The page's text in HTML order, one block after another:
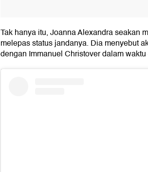
Tak hanya itu, Joanna Alexandra seakan
melepas status jandanya. Dia menyebut
dengan Immanuel Christover dalam waktu